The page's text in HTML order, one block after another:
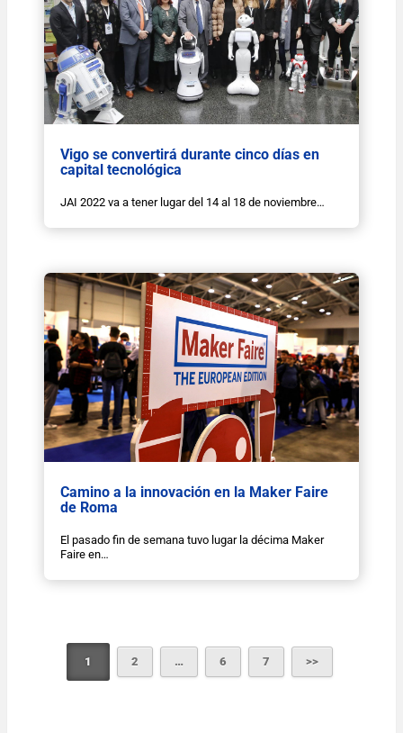
Vigo se convertirá durante cinco días en
capital tecnológica
JAI 2022 va a tener lugar del 14 al 18 de noviembre…
Camino a la innovación en la Maker Faire
de Roma
El pasado fin de semana tuvo lugar la décima Maker
Faire en…
1 2 … 6 7